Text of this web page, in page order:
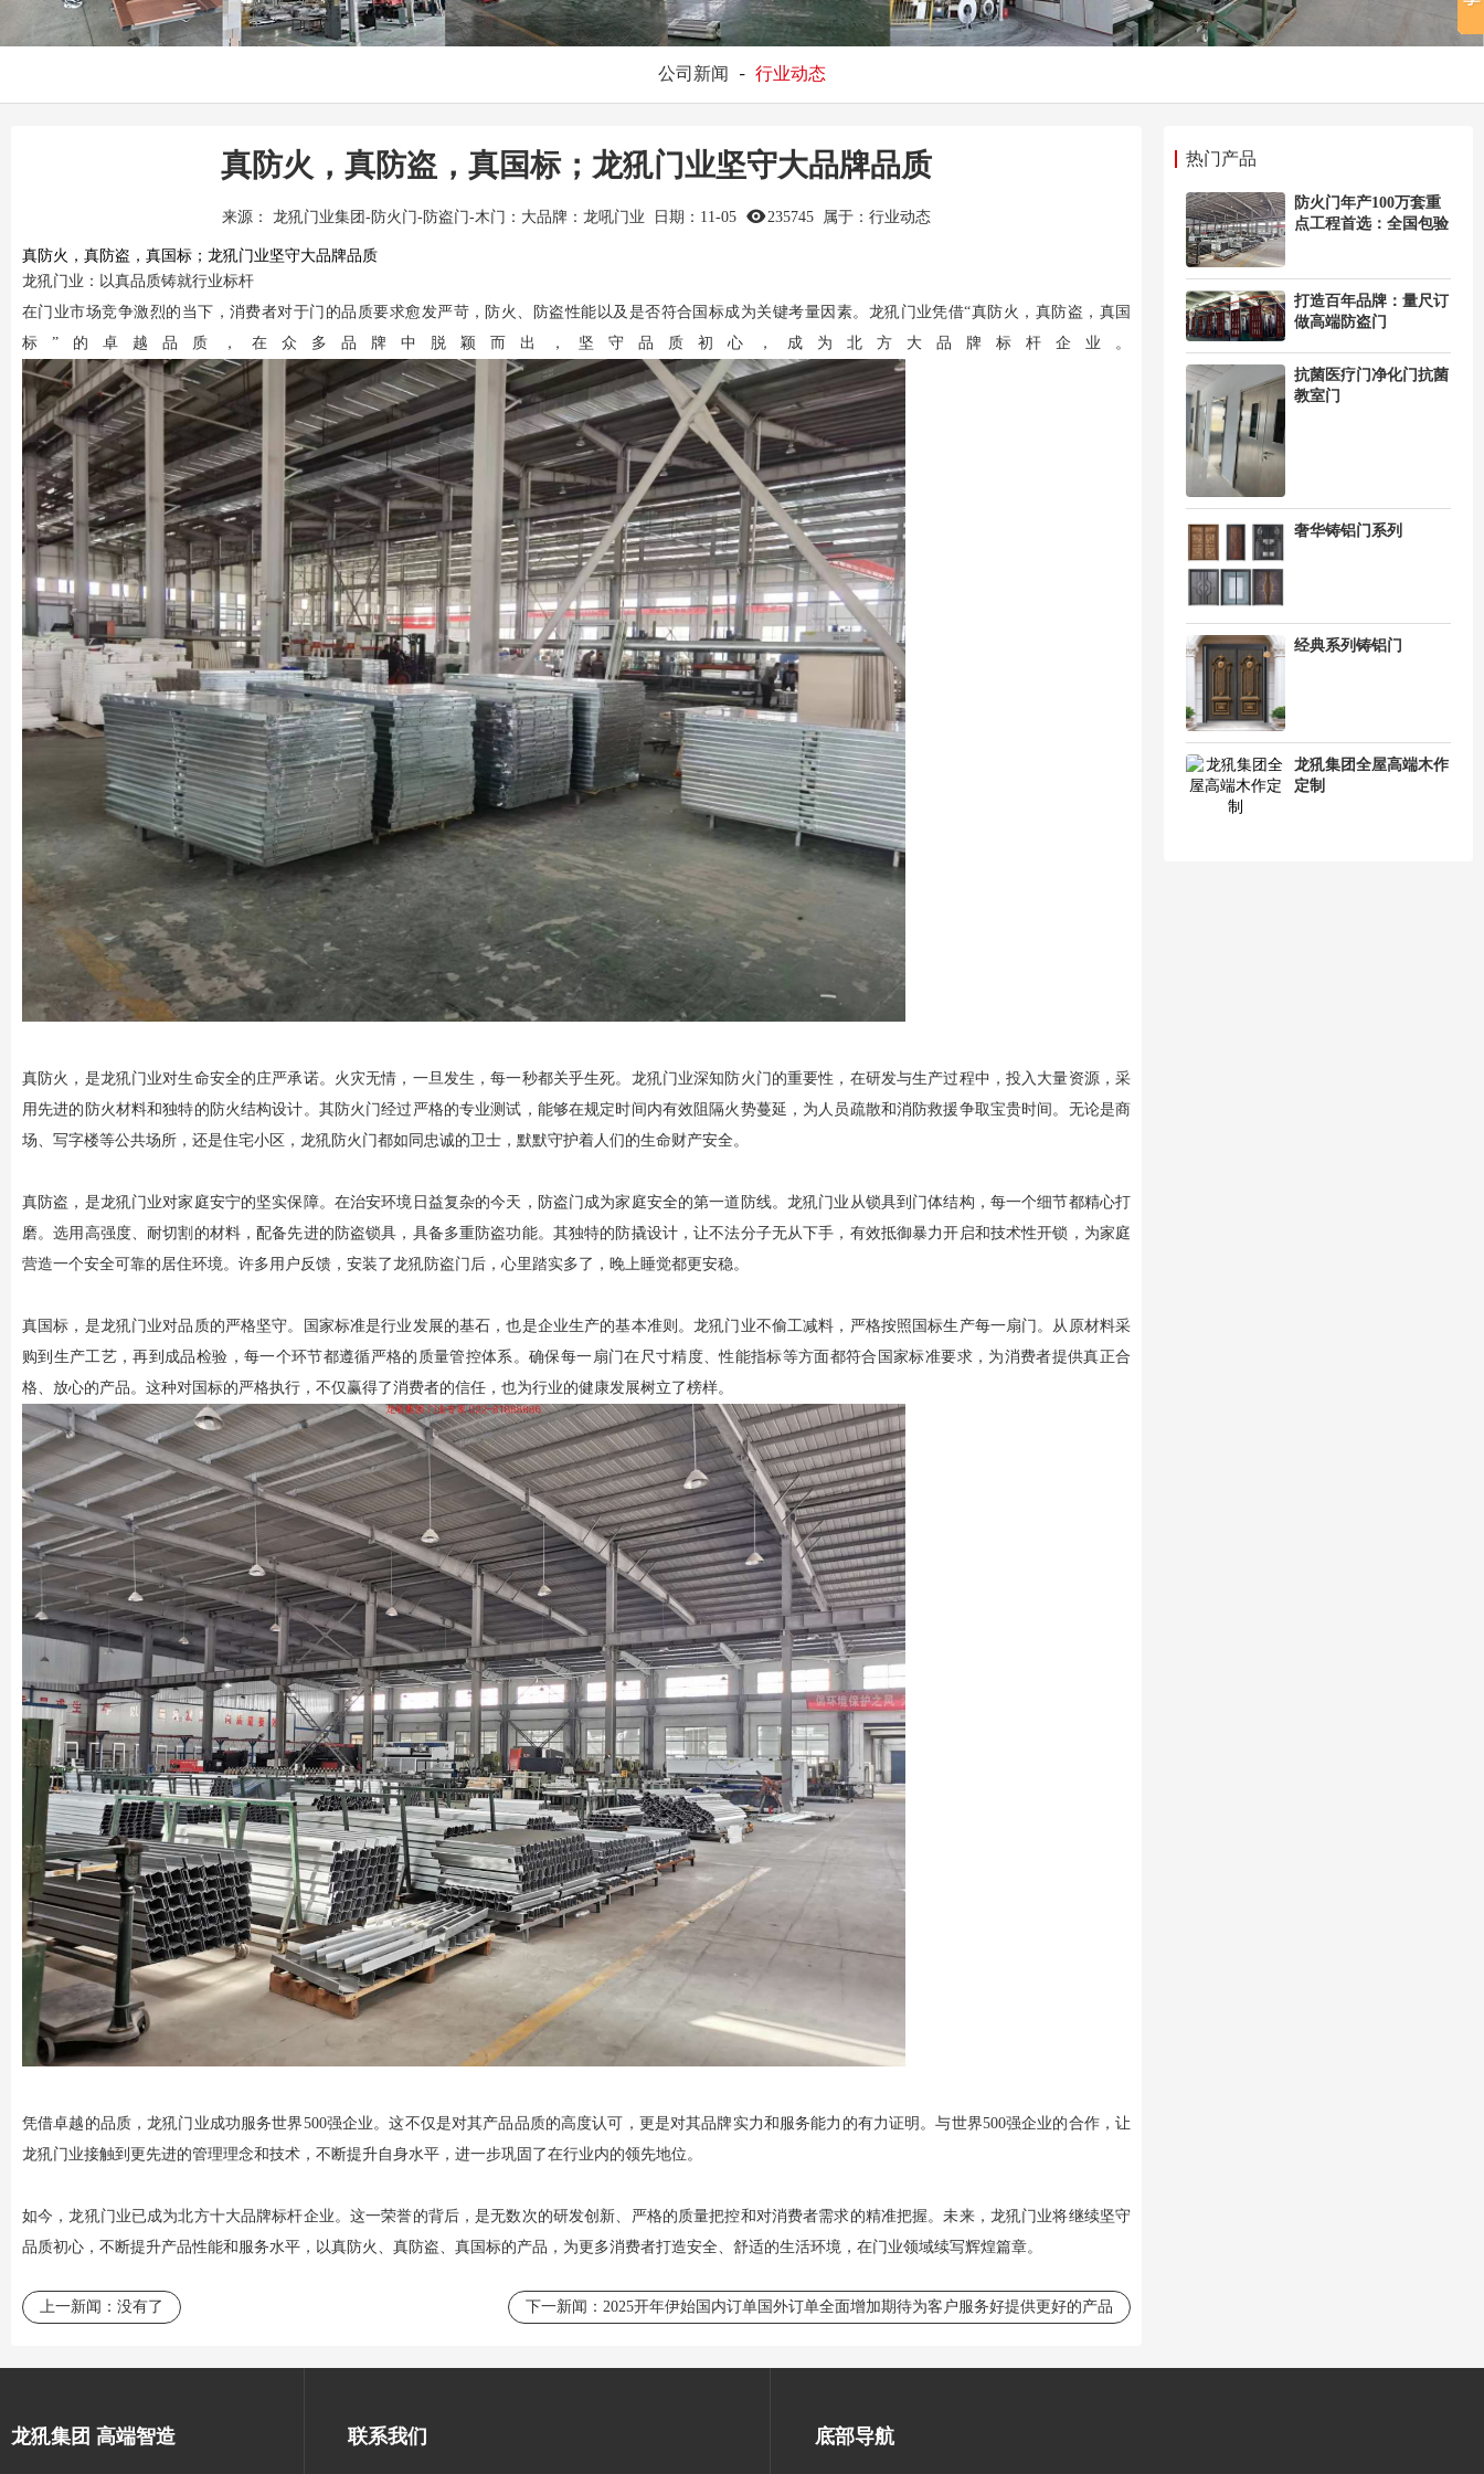
公司新闻 - 行业动态
热门产品
防火门年产100万套重
点工程首选：全国包验
打造百年品牌：量尺订
做高端防盗门
抗菌医疗门净化门抗菌
教室门
奢华铸铝门系列
经典系列铸铝门
龙犼集团全屋高端木作
定制
真防火，真防盗，真国标；龙犼门业坚守大品牌品质
来源： 龙犼门业集团-防火门-防盗门-木门：大品牌：龙吼门业 日期： 11-05 235745 属于： 行业动态
真防火，真防盗，真国标；龙犼门业坚守大品牌品质
龙犼门业 ：以真品质铸就行业标杆
在门业市场竞争激烈的当下，消费者对于门的品质要求愈发严苛，防火、防盗性能以及是否符合国标成为关键考量因素。 龙犼门业凭借“真防火，真防盗，真国
标”的卓越品质，在众多品牌中脱颖而出，坚守品质初心，成为北方大品牌标杆企业。
真防火，是龙犼门业对生命安全的庄严承诺。火灾无情，一旦发生，每一秒都关乎生死。 龙犼门业深知 防火门 的重要性，在研发与生产过程中，投入大量资源，采
用先进的防火材料和独特的防火结构设计。其防火门经过严格的专业测试，能够在规定时间内有效阻隔火势蔓延，为人员疏散和消防救援争取宝贵时间。无论是商
场、写字楼等公共场所，还是住宅小区，龙犼防火门都如同忠诚的卫士，默默守护着人们的生命财产安全。
真防盗，是龙犼门业对家庭安宁的坚实保障。在治安环境日益复杂的今天， 防盗门 成为家庭安全的第一道防线。龙犼门业 从锁具到门体结构，每一个细节都精心打
磨。选用高强度、耐切割的材料，配备先进的防盗锁具，具备多重防盗功能。其独特的防撬设计，让不法分子无从下手，有效抵御暴力开启和技术性开锁，为家庭
营造一个安全可靠的居住环境。许多用户反馈，安装了龙犼防盗门 后，心里踏实多了，晚上睡觉都更安稳。
真国标，是龙犼门业对品质的严格坚守。国家标准是行业发展的基石，也是企业生产的基本准则。龙犼门业不偷工减料，严格按照国标生产每一扇门。从原材料采
购到生产工艺，再到成品检验，每一个环节都遵循严格的质量管控体系。确保每一扇门在尺寸精度、性能指标等方面都符合国家标准要求，为消费者提供真正合
格、放心的产品。这种对国标的严格执行，不仅赢得了消费者的信任，也为行业的健康发展树立了榜样。
凭借卓越的品质，龙犼门业成功服务世界500强企业。这不仅是对其产品品质的高度认可，更是对其品牌实力和服务能力的有力证明。与世界500强企业的合作，让
龙犼门业接触到更先进的管理理念和技术，不断提升自身水平，进一步巩固了在行业内的领先地位。
如今，龙犼门业已成为北方十大品牌标杆企业。这一荣誉的背后，是无数次的研发创新、严格的质量把控和对消费者需求的精准把握。未来， 龙犼门业将继续坚守
品质初心，不断提升产品性能和服务水平，以真防火、真防盗、真国标的产品，为更多消费者打造安全、舒适的生活环境，在门业领域续写辉煌篇章。
上一新闻： 没有了 下一新闻： 2025开年伊始国内订单国外订单全面增加期待为客户服务好提供更好的产品
龙犼集团 高端智造 联系我们 底部导航